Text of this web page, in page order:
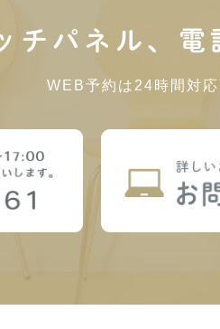
チパネル、電
WEB予約は24時間対応